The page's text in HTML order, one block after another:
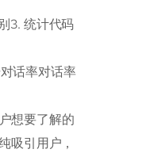
3. 统计代码
话率对话率
想要了解的
吸引用户，